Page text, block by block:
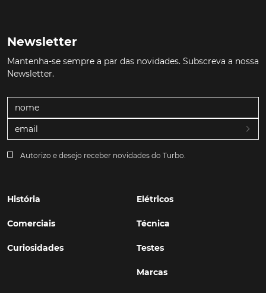
Newsletter
Mantenha-se sempre a par das novidades. Subscreva a nossa
Newsletter.
Autorizo e desejo receber novidades do Turbo.
História
Comerciais
Curiosidades
Elétricos
Técnica
Testes
Marcas